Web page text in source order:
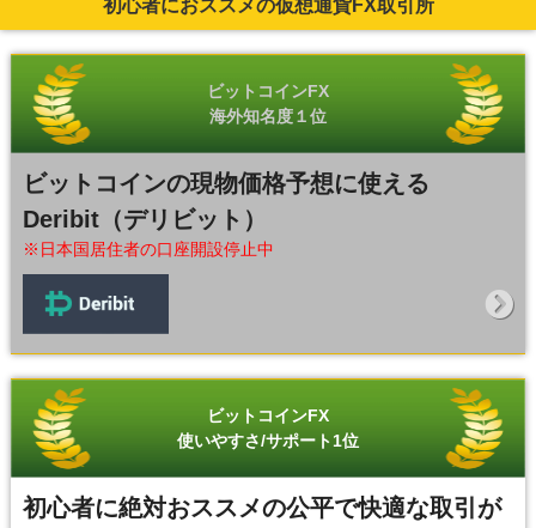
初心者におススメの仮想通貨FX取引所
ビットコインFX
海外知名度１位
ビットコインの現物価格予想に使える
Deribit（デリビット）
※日本国居住者の口座開設停止中
ビットコインFX
使いやすさ/サポート1位
初心者に絶対おススメの公平で快適な取引が